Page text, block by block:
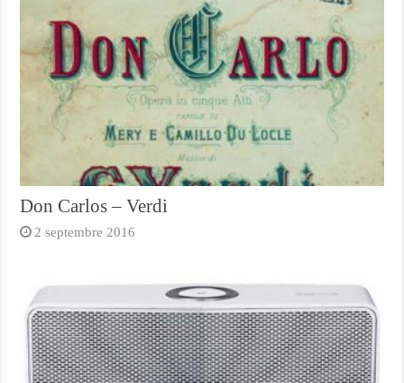
Don Carlos – Verdi
2 septembre 2016